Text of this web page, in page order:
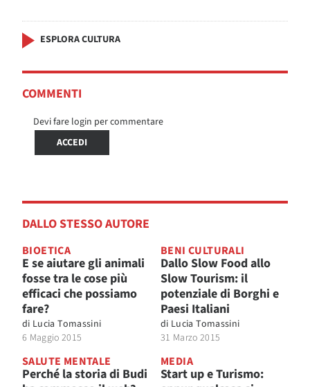
ESPLORA CULTURA
COMMENTI
Devi fare login per commentare
ACCEDI
DALLO STESSO AUTORE
BIOETICA
E se aiutare gli animali
fosse tra le cose più
efficaci che possiamo
fare?
di Lucia Tomassini
6 Maggio 2015
BENI CULTURALI
Dallo Slow Food allo
Slow Tourism: il
potenziale di Borghi e
Paesi Italiani
di Lucia Tomassini
31 Marzo 2015
SALUTE MENTALE
Perché la storia di Budi
MEDIA
Start up e Turismo: